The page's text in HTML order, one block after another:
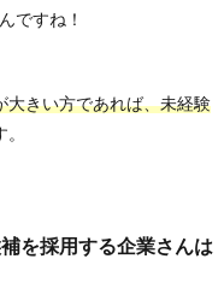
ですね！
大きい方であれば、未経験
を採用する企業さんは